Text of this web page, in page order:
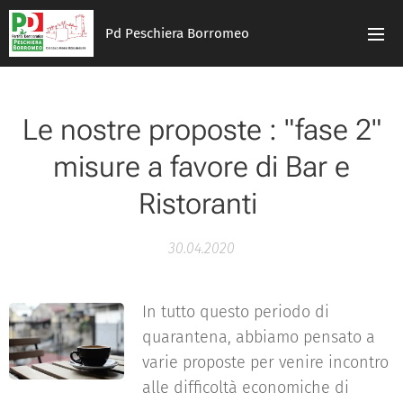
Pd Peschiera Borromeo
Le nostre proposte : "fase 2"
misure a favore di Bar e
Ristoranti
30.04.2020
In tutto questo periodo di
quarantena, abbiamo pensato a
varie proposte per venire incontro
alle difficoltà economiche di